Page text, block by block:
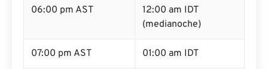
06:00 pm AST
12:00 am IDT
(medianoche)
07:00 pm AST 01:00 am IDT